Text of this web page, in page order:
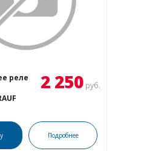
реле
2 250 руб.
Подробнее